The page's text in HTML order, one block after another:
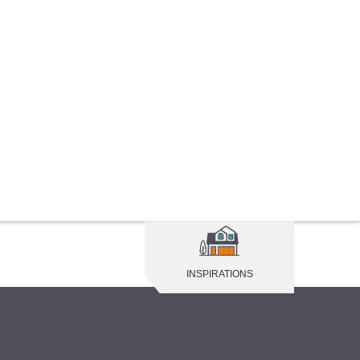
INSPIRATIONS